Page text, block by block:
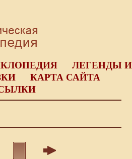
ЛЕГЕНДЫ И
КАРТА САЙТА